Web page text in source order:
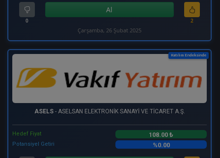
0
Al
2
Çarşamba, 26 Şubat 2025
Katılım Endeksinde
ASELS- ASELSAN ELEKTRONİK SANAYİ VE TİCARET A.Ş.
Hedef Fiyat 108.00 ₺
Potansiyel Getiri %0.00